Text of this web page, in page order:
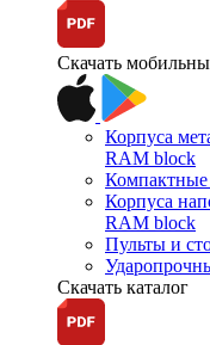
Скачать
Корпуса
RAM block
Корпуса
RAM block
Пульты и
Скачать каталог